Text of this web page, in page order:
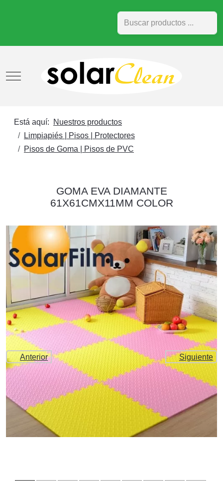
Buscar
Mobile Menu Toggle
Está aquí:
Nuestros productos
Limpiapiés | Pisos | Protectores
Pisos de Goma | Pisos de PVC
GOMA EVA DIAMANTE
61X61CMX11MM COLOR
Anterior Siguiente